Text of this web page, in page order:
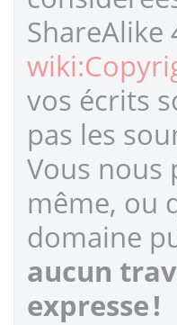
ShareAlike
vos écrits
pas les
Vous nous
même, ou
domaine
aucun
expresse !